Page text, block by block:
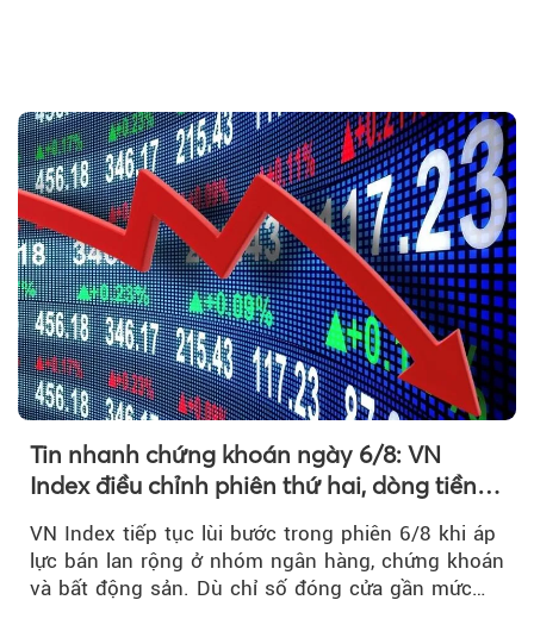
Tin nhanh chứng khoán ngày 6/8: VN
Index điều chỉnh phiên thứ hai, dòng tiền
chờ phản ứng tại vùng MA20
VN Index tiếp tục lùi bước trong phiên 6/8 khi áp
lực bán lan rộng ở nhóm ngân hàng, chứng khoán
và bất động sản. Dù chỉ số đóng cửa gần mức